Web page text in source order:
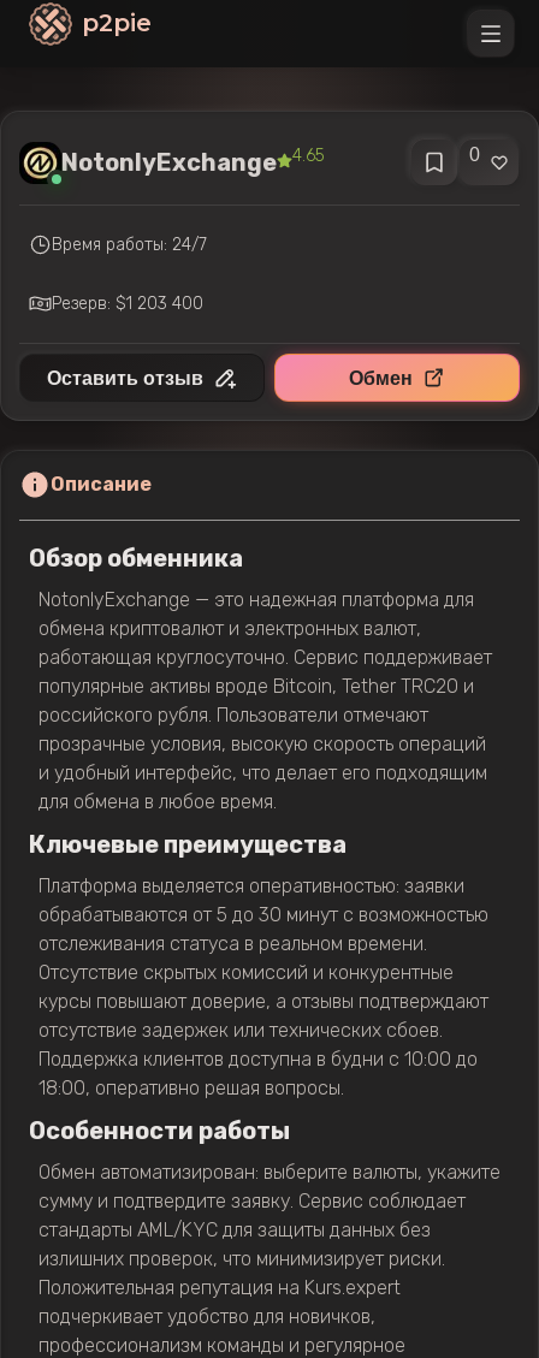
p2pie
NotonlyExchange 4.65 0
Время работы: 24/7
Резерв: $1 203 400
Оставить отзыв Обмен
Описание
Обзор обменника
NotonlyExchange — это надежная платформа для
обмена криптовалют и электронных валют,
работающая круглосуточно. Сервис поддерживает
популярные активы вроде Bitcoin, Tether TRC20 и
российского рубля. Пользователи отмечают
прозрачные условия, высокую скорость операций
и удобный интерфейс, что делает его подходящим
для обмена в любое время.
Ключевые преимущества
Платформа выделяется оперативностью: заявки
обрабатываются от 5 до 30 минут с возможностью
отслеживания статуса в реальном времени.
Отсутствие скрытых комиссий и конкурентные
курсы повышают доверие, а отзывы подтверждают
отсутствие задержек или технических сбоев.
Поддержка клиентов доступна в будни с 10:00 до
18:00, оперативно решая вопросы.
Особенности работы
Обмен автоматизирован: выберите валюты, укажите
сумму и подтвердите заявку. Сервис соблюдает
стандарты AML/KYC для защиты данных без
излишних проверок, что минимизирует риски.
Положительная репутация на Kurs.expert
подчеркивает удобство для новичков,
профессионализм команды и регулярное